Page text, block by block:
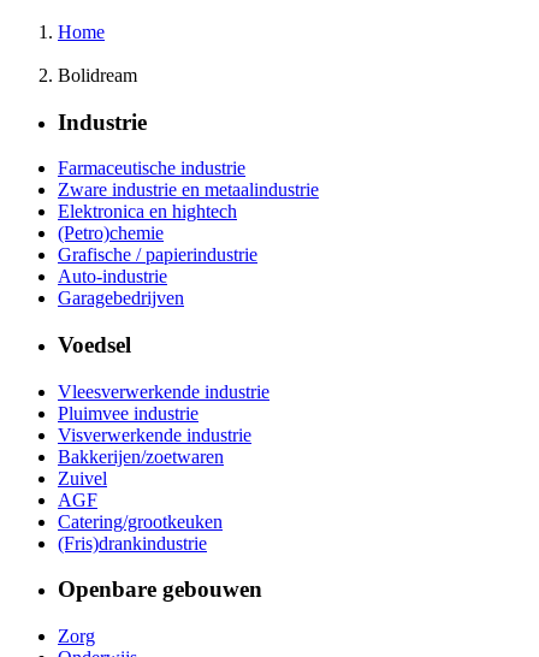
Home
Bolidream
Industrie
Farmaceutische industrie
Zware industrie en metaalindustrie
Elektronica en hightech
(Petro)chemie
Grafische / papierindustrie
Auto-industrie
Garagebedrijven
Voedsel
Vleesverwerkende industrie
Pluimvee industrie
Visverwerkende industrie
Bakkerijen/zoetwaren
Zuivel
AGF
Catering/grootkeuken
(Fris)drankindustrie
Openbare gebouwen
Zorg